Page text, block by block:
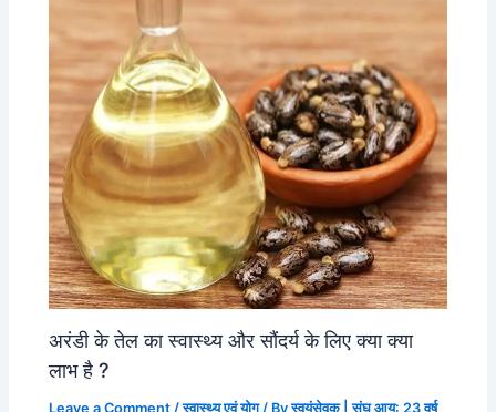
अरंडी के तेल का स्वास्थ्य और सौंदर्य के लिए क्या क्या
लाभ है ?
Leave a Comment /स्वास्थ्य एवं योग/ Byस्वयंसेवक | संघ आयु: 23 वर्ष